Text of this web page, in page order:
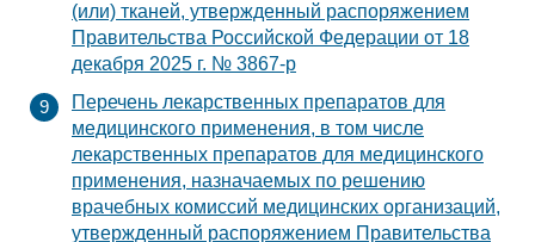
(или) тканей, утвержденный распоряжением
Правительства Российской Федерации от 18
декабря 2025 г. № 3867-р
Перечень лекарственных препаратов для
медицинского применения, в том числе
лекарственных препаратов для медицинского
применения, назначаемых по решению
врачебных комиссий медицинских организаций,
утвержденный распоряжением Правительства